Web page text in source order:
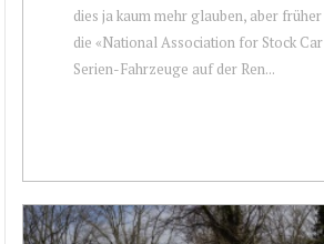
dies ja kaum mehr glauben, aber
die «National Association for Stock
Serien-Fahrzeuge auf der Ren...